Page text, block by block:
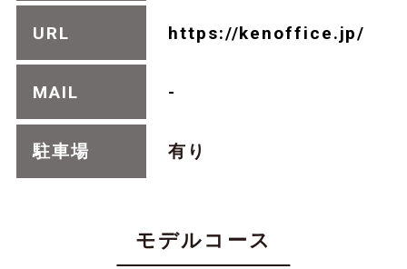
URL https://kenoffice.jp/
MAIL -
駐車場 有り
モデルコース